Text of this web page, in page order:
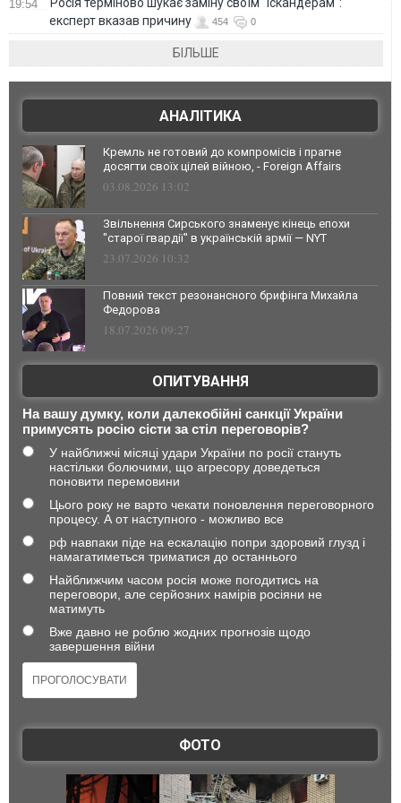
19:54
експерт вказав причину
454 0
БІЛЬШЕ
АНАЛІТИКА
Кремль не готовий до компромісів і прагне
досягти своїх цілей війною, - Foreign Affairs
03.08.2026 13:02
Звільнення Сирського знаменує кінець епохи
"старої гвардії" в українській армії — NYT
23.07.2026 10:32
Повний текст резонансного брифінга Михайла
Федорова
18.07.2026 09:27
ОПИТУВАННЯ
На вашу думку, коли далекобійні санкції України
примусять росію сісти за стіл переговорів?
У найближчі місяці удари України по росії стануть
настільки болючими, що агресору доведеться
поновити перемовини
Цього року не варто чекати поновлення переговорного
процесу. А от наступного - можливо все
рф навпаки піде на ескалацію попри здоровий глузд і
намагатиметься триматися до останнього
Найближчим часом росія може погодитись на
переговори, але серйозних намірів росіяни не
матимуть
Вже давно не роблю жодних прогнозів щодо
завершення війни
ФОТО